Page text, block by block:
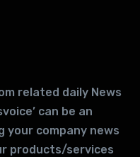
related daily News
can be an
company news
products/services